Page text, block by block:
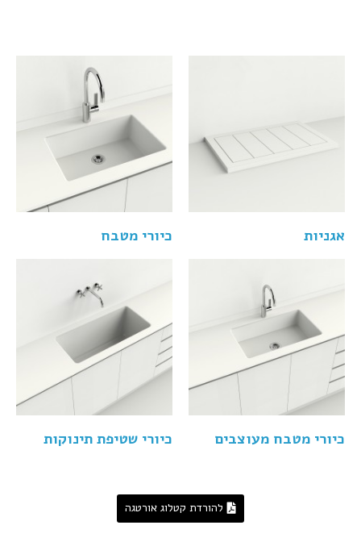
אגניות כיורי מטבח
כיורי מטבח מעוצבים כיורי שטיפת תינוקות
להורדת קטלוג אורטגה